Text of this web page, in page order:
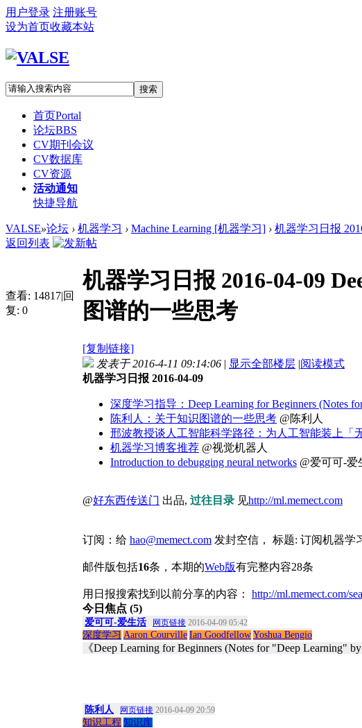
用户登录 注册账号
设为首页收藏本站
搜索
首页Portal
论坛BBS
CV期刊会议
CV数据库
CV资源
活动通知
快捷导航
VALSE»论坛 › 机器学习 › Machine Learning [机器学习] › 机器学习日报
返回列表
查看: 14817|回
复: 0
机器学习日报 2016-04-09
图谱的一些思考
[复制链接]
发表于 2016-4-11 09:14:06 | 显示全部楼层 |阅读模式
机器学习日报 2016-04-09
深度学习指导：Deep Learning for Beginners (Notes
陈利人：关于知识图谱的一些思考 @陈利人
邢波教授谈人工智能科学路径：为人工智能装上「
机器学习博客推荐 @视觉机器人
Introduction to debugging neural networks @爱可可-爱
@好东西传送门 出品, 过往目录 见http://ml.memect.com
订阅：给 hao@memect.com 发封空信， 标题: 订阅机器学
邮件版包括16条，本期的Web版有完整内容28条
用日报搜索找到以前分享的内容： http://ml.memect.com/
今日焦点 (5)
爱可可-爱生活 网页链接 2016-04-09 05:42
深度学习 Aaron Courville Ian Goodfellow Yoshua Bengio
《Deep Learning for Beginners (Notes for "Deep Learning"
陈利人 网页链接 2016-04-09 20:59
知识工程 知识库